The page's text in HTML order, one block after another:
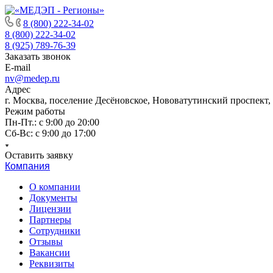
8 (800) 222-34-02
8 (800) 222-34-02
8 (925) 789-76-39
Заказать звонок
E-mail
nv@medep.ru
Адрес
г. Москва, поселение Десёновское, Нововатутинский проспект,
Режим работы
Пн-Пт.: с 9:00 до 20:00
Cб-Вс: с 9:00 до 17:00
Оставить заявку
Компания
О компании
Документы
Лицензии
Партнеры
Сотрудники
Отзывы
Вакансии
Реквизиты